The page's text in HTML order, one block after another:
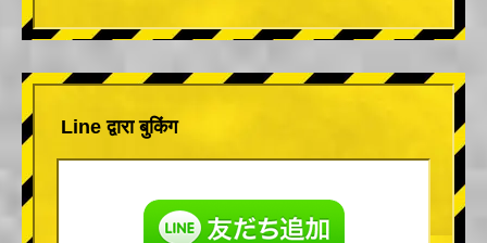
Line द्वारा बुकिंग